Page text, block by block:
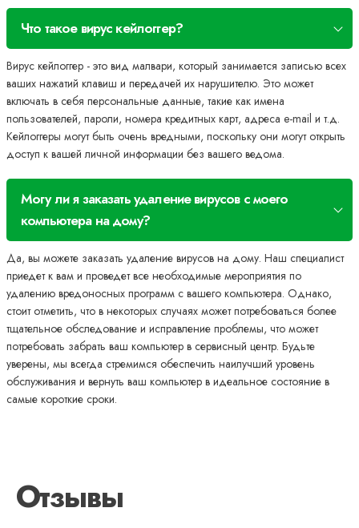
Что такое вирус кейлоггер?
Вирус кейлоггер - это вид малвари, который занимается записью всех
ваших нажатий клавиш и передачей их нарушителю. Это может
включать в себя персональные данные, такие как имена
пользователей, пароли, номера кредитных карт, адреса e-mail и т.д.
Кейлоггеры могут быть очень вредными, поскольку они могут открыть
доступ к вашей личной информации без вашего ведома.
Могу ли я заказать удаление вирусов с моего
компьютера на дому?
Да, вы можете заказать удаление вирусов на дому. Наш специалист
приедет к вам и проведет все необходимые мероприятия по
удалению вредоносных программ с вашего компьютера. Однако,
стоит отметить, что в некоторых случаях может потребоваться более
тщательное обследование и исправление проблемы, что может
потребовать забрать ваш компьютер в сервисный центр. Будьте
уверены, мы всегда стремимся обеспечить наилучший уровень
обслуживания и вернуть ваш компьютер в идеальное состояние в
самые короткие сроки.
Отзывы